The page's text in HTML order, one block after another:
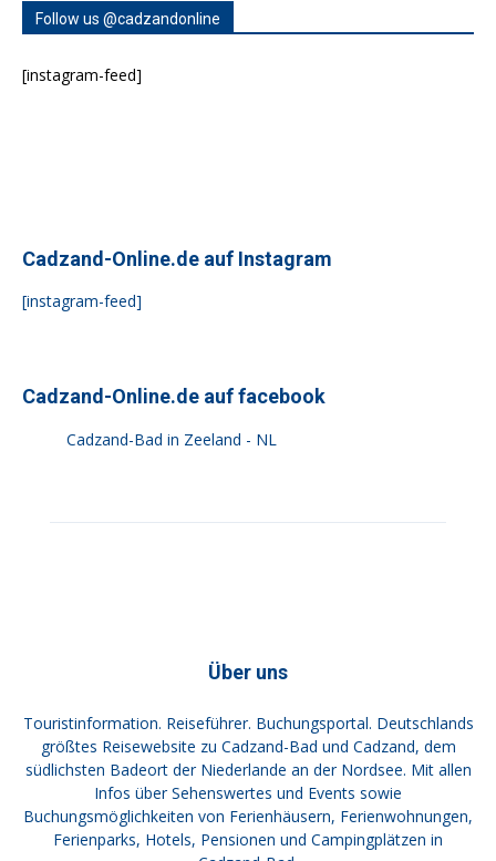
Follow us @cadzandonline
[instagram-feed]
Cadzand-Online.de auf Instagram
[instagram-feed]
Cadzand-Online.de auf facebook
Cadzand-Bad in Zeeland - NL
Über uns
Touristinformation. Reiseführer. Buchungsportal. Deutschlands
größtes Reisewebsite zu Cadzand-Bad und Cadzand, dem
südlichsten Badeort der Niederlande an der Nordsee. Mit allen
Infos über Sehenswertes und Events sowie
Buchungsmöglichkeiten von Ferienhäusern, Ferienwohnungen,
Ferienparks, Hotels, Pensionen und Campingplätzen in